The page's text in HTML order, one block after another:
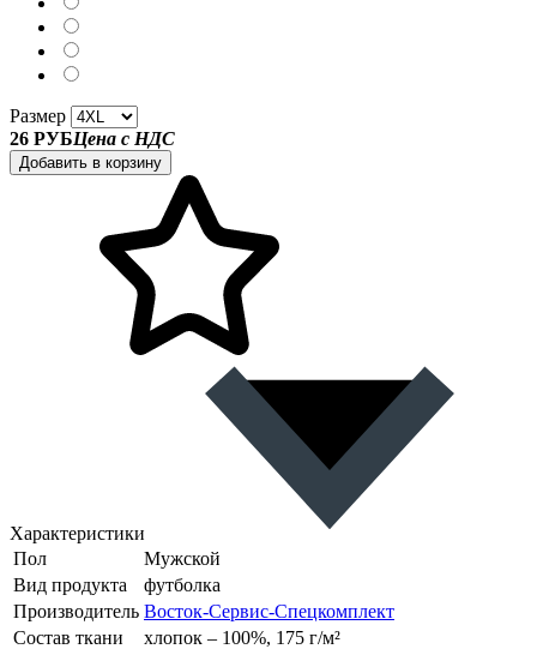
Размер
26 РУБЦена с НДС
Добавить в корзину
Характеристики
Пол
Мужской
Вид продукта
футболка
Производитель Восток-Сервис-Спецкомплект
Состав ткани
хлопок – 100%, 175 г/м²